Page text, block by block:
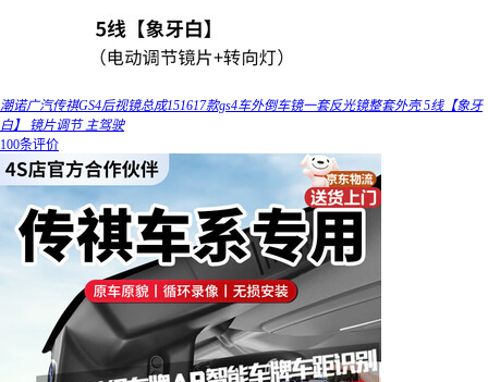
潮诺广汽传祺GS4后视镜总成151617款gs4车外倒车镜一套反光镜整套外壳 5线【象牙
白】 镜片调节 主驾驶
100条评价